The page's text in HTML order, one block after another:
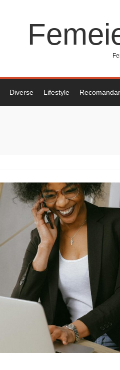
Diverse Lifestyle